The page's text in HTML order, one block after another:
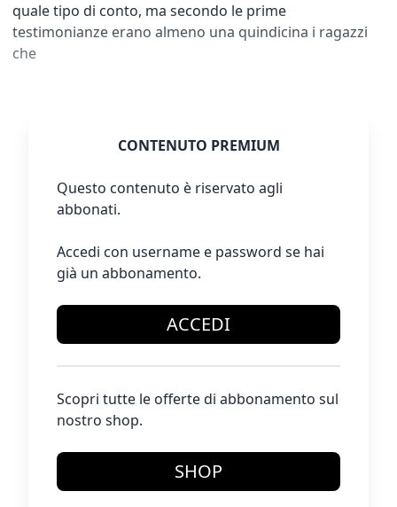
quale tipo di conto, ma secondo le prime
testimonianze erano almeno una quindicina i ragazzi
che
CONTENUTO PREMIUM
Questo contenuto è riservato agli
abbonati.
Accedi con username e password se hai
già un abbonamento.
ACCEDI
Scopri tutte le offerte di abbonamento sul
nostro shop.
SHOP